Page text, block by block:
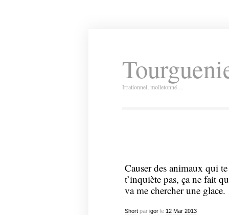
Irrationnel, molletonné…
Causer des animaux qui
t’inquiète pas, ça ne fait
va me chercher une glace.
Shortpar igorle 12 Mar 2013